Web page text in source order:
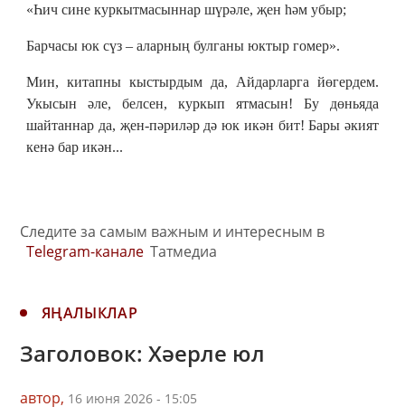
«Һич сине куркытмасыннар шүрәле, җен һәм убыр;
Барчасы юк сүз – аларның булганы юктыр гомер».
Мин, китапны кыстырдым да, Айдарларга йөгердем.
Укысын әле, белсен, куркып ятмасын! Бу дөньяда
шайтаннар да, җен-пәриләр дә юк икән бит! Бары әкият
кенә бар икән...
Следите за самым важным и интересным в
Telegram-канале Татмедиа
ЯҢАЛЫКЛАР
Заголовок: Хәерле юл
автор, 16 июня 2026 - 15:05